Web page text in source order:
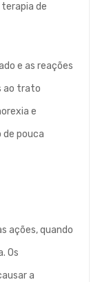
de
e as reações
ao trato
e
pouca
ações, quando
Os
a